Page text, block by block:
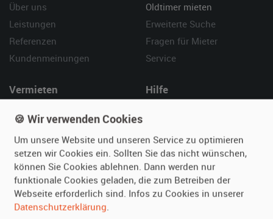
Über uns
Leistungen
Referenzen
Kundenmeinungen
Oldtimer mieten
Erweiterte Suche
Fragen für Mieter
Service
Vermieten
Fotos senden
Fragen für Vermieter
Inserat verwalten
Hilfe
Kontakt
SPECIAL
Berühmte Filmautos –
🍪 Wir verwenden Cookies
Um unsere Website und unseren Service zu optimieren
setzen wir Cookies ein. Sollten Sie das nicht wünschen,
können Sie Cookies ablehnen. Dann werden nur
funktionale Cookies geladen, die zum Betreiben der
Webseite erforderlich sind. Infos zu Cookies in unserer
Datenschutzerklärung.